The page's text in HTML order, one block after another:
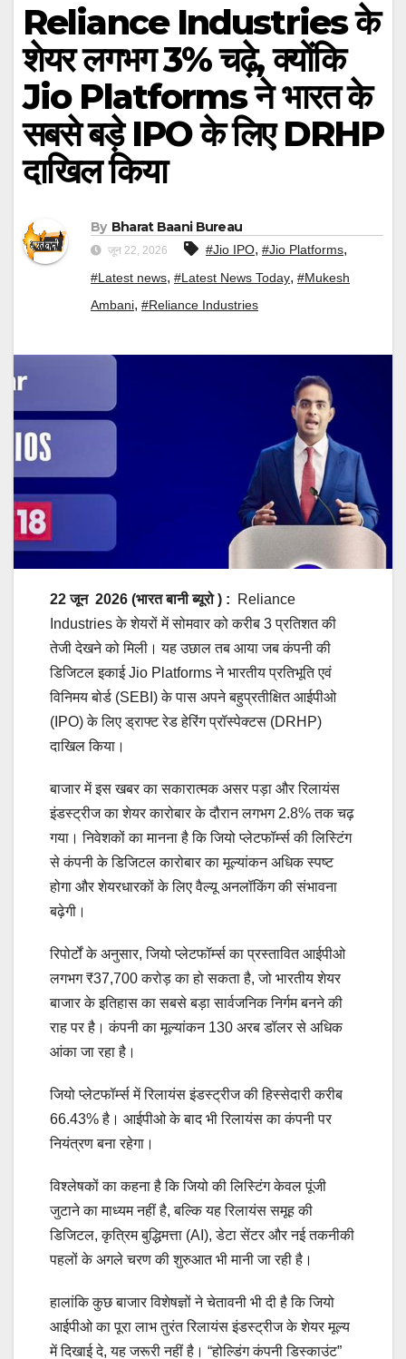
Reliance Industries के
शेयर लगभग 3% चढ़े, क्योंकि
Jio Platforms ने भारत के
सबसे बड़े IPO के लिए DRHP
दाखिल किया
By Bharat Baani Bureau
जून 22, 2026 #Jio IPO, #Jio Platforms,
#Latest news, #Latest News Today, #Mukesh
Ambani, #Reliance Industries
22 जून 2026 (भारत बानी ब्यूरो ) : Reliance
Industries के शेयरों में सोमवार को करीब 3 प्रतिशत की
तेजी देखने को मिली। यह उछाल तब आया जब कंपनी की
डिजिटल इकाई Jio Platforms ने भारतीय प्रतिभूति एवं
विनिमय बोर्ड (SEBI) के पास अपने बहुप्रतीक्षित आईपीओ
(IPO) के लिए ड्राफ्ट रेड हेरिंग प्रॉस्पेक्टस (DRHP)
दाखिल किया।
बाजार में इस खबर का सकारात्मक असर पड़ा और रिलायंस
इंडस्ट्रीज का शेयर कारोबार के दौरान लगभग 2.8% तक चढ़
गया। निवेशकों का मानना है कि जियो प्लेटफॉर्म्स की लिस्टिंग
से कंपनी के डिजिटल कारोबार का मूल्यांकन अधिक स्पष्ट
होगा और शेयरधारकों के लिए वैल्यू अनलॉकिंग की संभावना
बढ़ेगी।
रिपोर्टों के अनुसार, जियो प्लेटफॉर्म्स का प्रस्तावित आईपीओ
लगभग ₹37,700 करोड़ का हो सकता है, जो भारतीय शेयर
बाजार के इतिहास का सबसे बड़ा सार्वजनिक निर्गम बनने की
राह पर है। कंपनी का मूल्यांकन 130 अरब डॉलर से अधिक
आंका जा रहा है।
जियो प्लेटफॉर्म्स में रिलायंस इंडस्ट्रीज की हिस्सेदारी करीब
66.43% है। आईपीओ के बाद भी रिलायंस का कंपनी पर
नियंत्रण बना रहेगा।
विश्लेषकों का कहना है कि जियो की लिस्टिंग केवल पूंजी
जुटाने का माध्यम नहीं है, बल्कि यह रिलायंस समूह की
डिजिटल, कृत्रिम बुद्धिमत्ता (AI), डेटा सेंटर और नई तकनीकी
पहलों के अगले चरण की शुरुआत भी मानी जा रही है।
हालांकि कुछ बाजार विशेषज्ञों ने चेतावनी भी दी है कि जियो
आईपीओ का पूरा लाभ तुरंत रिलायंस इंडस्ट्रीज के शेयर मूल्य
में दिखाई दे, यह जरूरी नहीं है। “होल्डिंग कंपनी डिस्काउंट”